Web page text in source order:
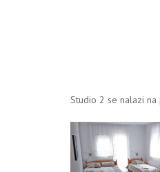
Studio 2 se nalazi